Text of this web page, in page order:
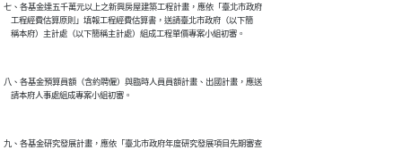
七、各基金達五千萬元以上之新興房屋建築工程計畫，應依「臺北市政府
    工程經費估算原則」填報工程經費估算書，送請臺北市政府（以下簡
八、各基金預算員額（含約聘僱）與臨時人員員額計畫、出國計畫，應送
九、各基金研究發展計畫，應依「臺北市政府年度研究發展項目先期審查